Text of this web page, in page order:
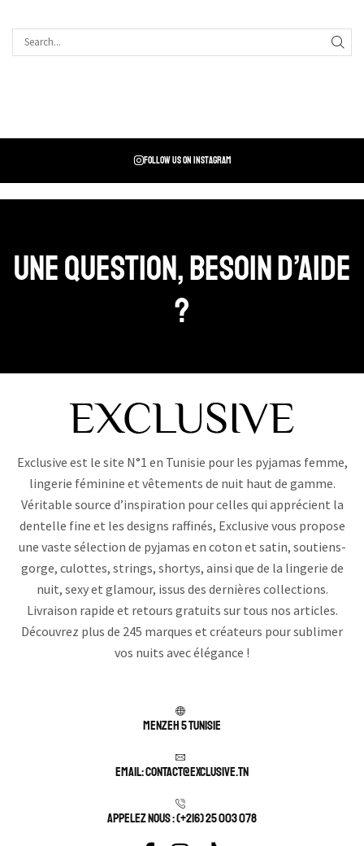
Follow us on instagram
Une question, Besoin d’aide
?
Exclusive est le site N°1 en Tunisie pour les pyjamas femme,
lingerie féminine et vêtements de nuit haut de gamme.
Véritable source d’inspiration pour celles qui apprécient la
dentelle fine et les designs raffinés, Exclusive vous propose
une vaste sélection de pyjamas en coton et satin, soutiens-
gorge, culottes, strings, shortys, ainsi que de la lingerie de
nuit, sexy et glamour, issus des dernières collections.
Livraison rapide et retours gratuits sur tous nos articles.
Découvrez plus de 245 marques et créateurs pour sublimer
vos nuits avec élégance !
Menzeh 5 TUNISIE
Email: contact@exclusive.tn
APPELEZ NOUS : (+216) 25 003 078